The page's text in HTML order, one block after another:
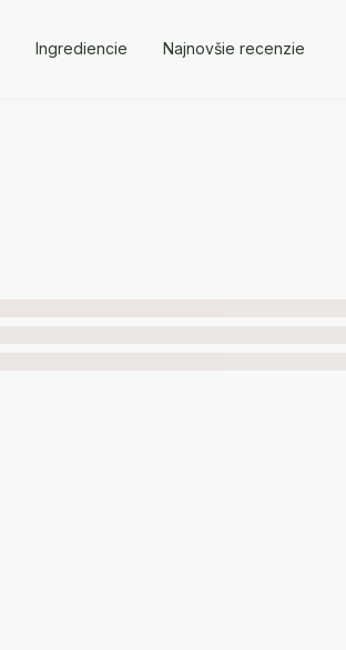
Ingrediencie Najnovšie recenzie